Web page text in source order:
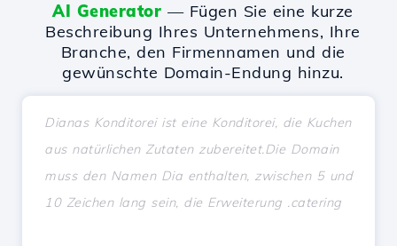
AI Generator — Fügen Sie eine kurze
Beschreibung Ihres Unternehmens, Ihre
Branche, den Firmennamen und die
gewünschte Domain-Endung hinzu.